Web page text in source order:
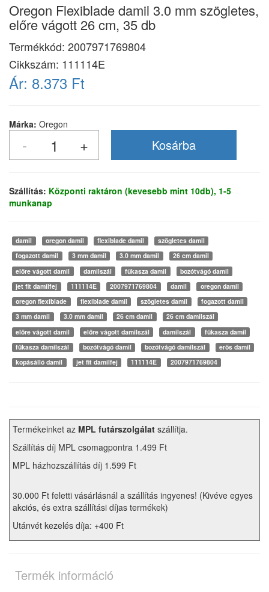
Oregon Flexiblade damil 3.0 mm szögletes,
előre vágott 26 cm, 35 db
Termékkód: 2007971769804
Cikkszám: 111114E
Ár: 8.373 Ft
Márka: Oregon
Szállítás: Központi raktáron (kevesebb mint 10db), 1-5
munkanap
damil oregon damil flexiblade damil
szögletes damil
fogazott damil
3 mm damil 3.0 mm damil
26 cm damil
előre vágott damil
damilszál fűkasza damil
bozótvágó damil
jet fit damilfej
111114E 2007971769804 damil
oregon damil
oregon flexiblade
flexiblade damil szögletes damil
fogazott damil
3 mm damil
3.0 mm damil 26 cm damil
26 cm damilszál
előre vágott damil
előre vágott damilszál damilszál
fűkasza damil
fűkasza damilszál
bozótvágó damil bozótvágó damilszál
erős damil
kopásálló damil
jet fit damilfej 111114E 2007971769804
Termékeinket az MPL futárszolgálat szállítja.
Szállítás díj MPL csomagpontra 1.499 Ft
MPL házhozszállítás díj 1.599 Ft
30.000 Ft feletti vásárlásnál a szállítás ingyenes! (Kivéve egyes
akciós, és extra szállítási díjas termékek)
Utánvét kezelés díja: +400 Ft
Termék információ